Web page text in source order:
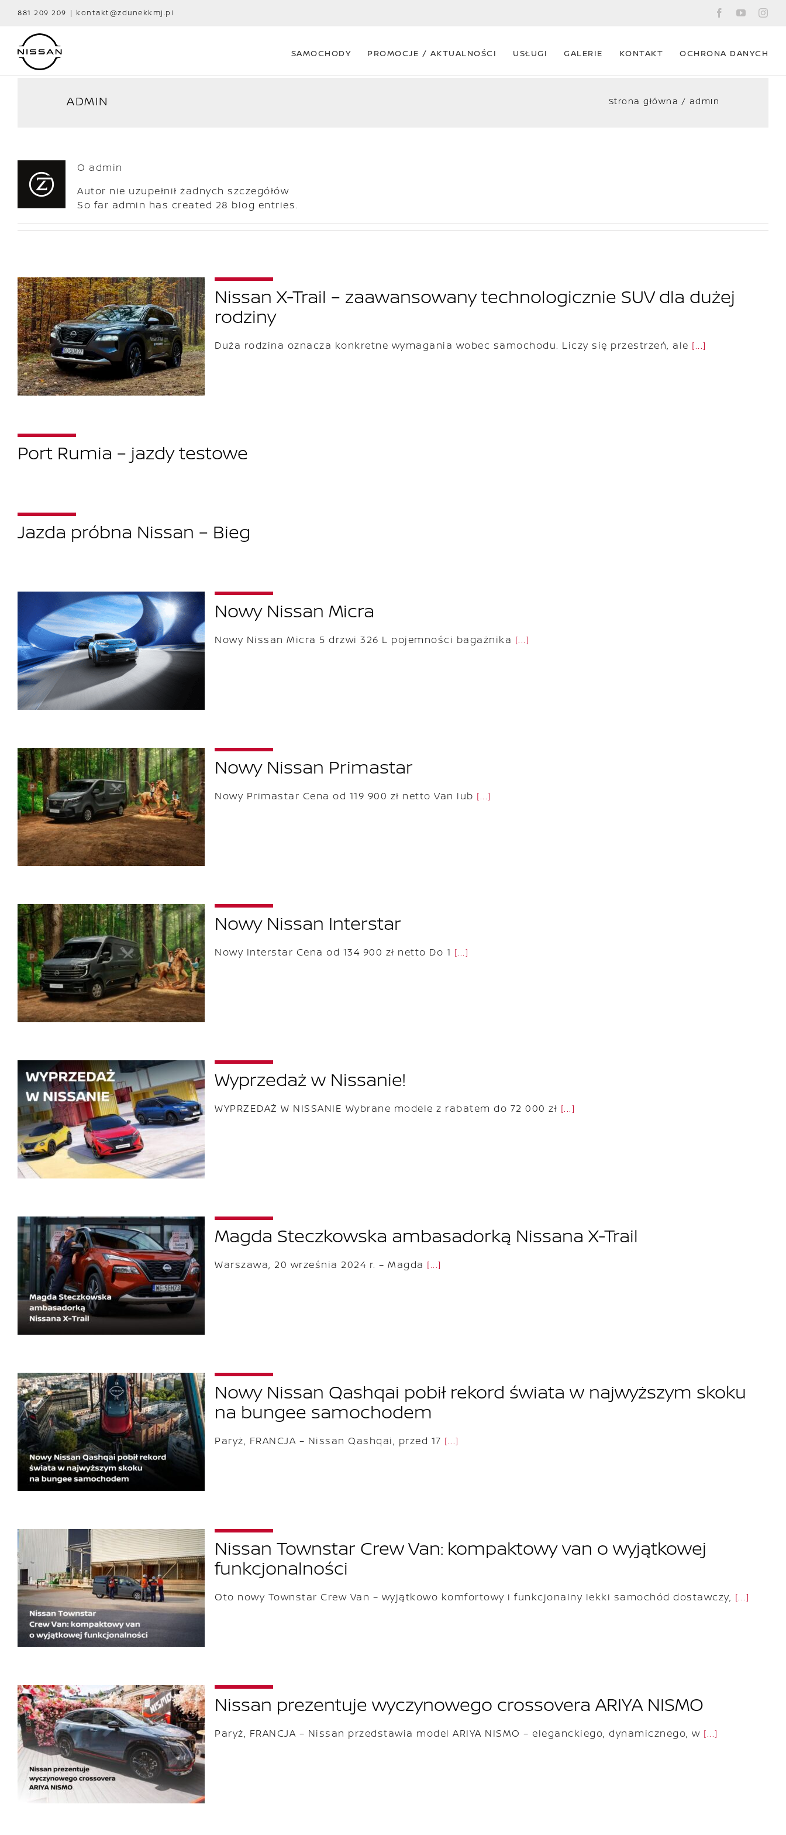
zawartości
881 209 209 | kontakt@zdunekkmj.pl Facebook
YouTube
SAMOCHODY PROMOCJE / AKTUALNOŚCI USŁUGI GALERIE KONTAKT OCHRONA DANYCH
ADMIN Strona główna admin
O admin
Autor nie uzupełnił żadnych szczegółów
So far admin has created 28 blog entries.
Nissan X-Trail – zaawansowany technologicznie SUV dla dużej
rodziny
Duża rodzina oznacza konkretne wymagania wobec samochodu. Liczy się przestrzeń, ale [...]
Port Rumia – jazdy testowe
Jazda próbna Nissan – Bieg
Nowy Nissan Micra
Nowy Nissan Micra 5 drzwi 326 L pojemności bagażnika [...]
Nowy Nissan Primastar
Nowy Primastar Cena od 119 900 zł netto Van lub [...]
Nowy Nissan Interstar
Nowy Interstar Cena od 134 900 zł netto Do 1 [...]
Wyprzedaż w Nissanie!
WYPRZEDAŻ W NISSANIE Wybrane modele z rabatem do 72 000 zł [...]
Magda Steczkowska ambasadorką Nissana X-Trail
Warszawa, 20 września 2024 r. – Magda [...]
Nowy Nissan Qashqai pobił rekord świata w najwyższym skoku
na bungee samochodem
Paryż, FRANCJA – Nissan Qashqai, przed 17 [...]
Nissan Townstar Crew Van: kompaktowy van o wyjątkowej
funkcjonalności
Oto nowy Townstar Crew Van – wyjątkowo komfortowy i funkcjonalny lekki samochód dostawczy, [...]
Nissan prezentuje wyczynowego crossovera ARIYA NISMO
Paryż, FRANCJA – Nissan przedstawia model ARIYA NISMO – eleganckiego, dynamicznego, w [...]